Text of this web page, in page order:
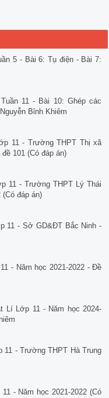
5 - Bài 6: Tụ điện - Bài 7:
11 - Bài 10: Ghép các
Bỉnh Khiêm
11 - Trường THPT Thị xã
101 (Có đáp án)
11 - Trường THPT Lý Thái
(Có đáp án)
11 - Sở GD&ĐT Bắc Ninh -
- Năm học 2021-2022 - Đề
Lớp 11 - Năm học 2024-
- Trường THPT Hà Trung
- Năm học 2021-2022 (Có